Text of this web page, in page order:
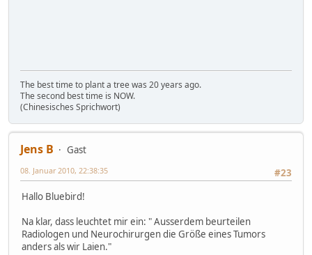
The best time to plant a tree was 20 years ago.
The second best time is NOW.
(Chinesisches Sprichwort)
Jens B
Gast
#23
08. Januar 2010, 22:38:35
Hallo Bluebird!
Na klar, dass leuchtet mir ein: " Ausserdem beurteilen
Radiologen und Neurochirurgen die Größe eines Tumors
anders als wir Laien."